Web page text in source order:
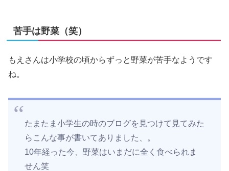
苦手は野菜（笑）
もえさんは小学校の頃からずっと野菜が苦手なようです
ね。
たまたま小学生の時のブログを見つけて見てみた
らこんな事が書いてありました、。
10年経った今、野菜はいまだに全く食べられま
せん笑